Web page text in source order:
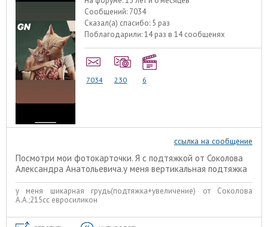
Сообщений: 7034
Сказал(а) спасибо: 5 раз
Поблагодарили:14 раз в 14 сообщенях
7034 230 6
ссылка на сообщение
Посмотри мои фотокарточки. Я с подтяжкой от Соколова
Александра Анатольевича.у меня вертикальная подтяжка
у меня шикарная грудь(подтяжка+увеличение) от Соколова
А.А.;215сс евросиликон